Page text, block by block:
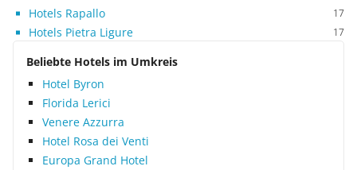
Hotels Rapallo 17
Hotels Pietra Ligure 17
Beliebte Hotels im Umkreis
Hotel Byron
Florida Lerici
Venere Azzurra
Hotel Rosa dei Venti
Europa Grand Hotel